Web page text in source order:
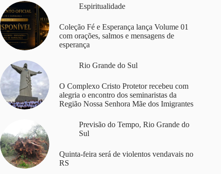
Espiritualidade
Coleção Fé e Esperança lança Volume 01
com orações, salmos e mensagens de
esperança
Rio Grande do Sul
O Complexo Cristo Protetor recebeu com
alegria o encontro dos seminaristas da
Região Nossa Senhora Mãe dos Imigrantes
Previsão do Tempo, Rio Grande do
Sul
Quinta-feira será de violentos vendavais no
RS